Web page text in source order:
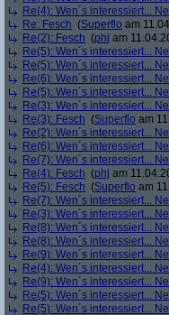
Re(4): Wen´s interessiert...
Re: Fesch (Superflo am
Re(2): Fesch (phj am
Re(5): Wen´s interessiert...
Re(5): Wen´s interessiert...
Re(6): Wen´s interessiert...
Re(5): Wen´s interessiert...
Re(3): Wen´s interessiert...
Re(3): Fesch (Superflo am
Re(2): Wen´s interessiert...
Re(6): Wen´s interessiert...
Re(7): Wen´s interessiert...
Re(4): Fesch (phj am
Re(5): Fesch (Superflo am
Re(7): Wen´s interessiert...
Re(3): Wen´s interessiert...
Re(8): Wen´s interessiert...
Re(8): Wen´s interessiert...
Re(9): Wen´s interessiert...
Re(4): Wen´s interessiert...
Re(9): Wen´s interessiert...
Re(5): Wen´s interessiert...
Re(5): Wen´s interessiert...